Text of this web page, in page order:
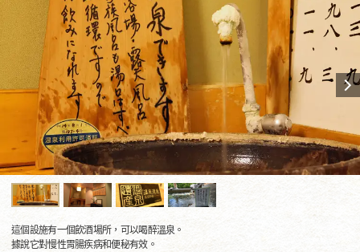
這個設施有一個飲酒場所，可以喝醉溫泉。
據說它對慢性胃腸疾病和便秘有效。